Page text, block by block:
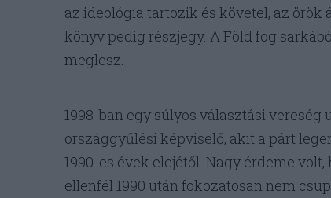
az ideológia tartozik és követel, az örök
könyv pedig részjegy. A Föld fog
meglesz.
1998-ban egy súlyos választási
országgyűlési képviselő, akit a párt
1990-es évek elejétől. Nagy érdeme
ellenfél 1990 után fokozatosan nem